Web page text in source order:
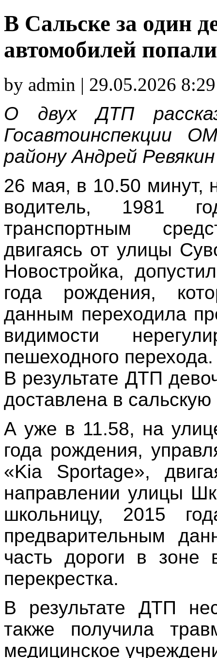
В Сальске за один
автомобилей
by admin | 29.05.2026
О двух ДТП
Госавтоинспекции
району Андрей Ревякин
26 мая, в 10.50 минут,
водитель, 1981
транспортным
двигаясь от улицы
Новостройка,
года рождения,
данным переходила
видимости
пешеходного перехода.
В результате ДТП
доставлена в сальскую
А уже в 11.58, на
года рождения,
«Kia Sportage»,
направлении улицы
школьницу, 2015
предварительным
часть дороги в зоне
перекрестка.
В результате ДТП
также получила
медицинское